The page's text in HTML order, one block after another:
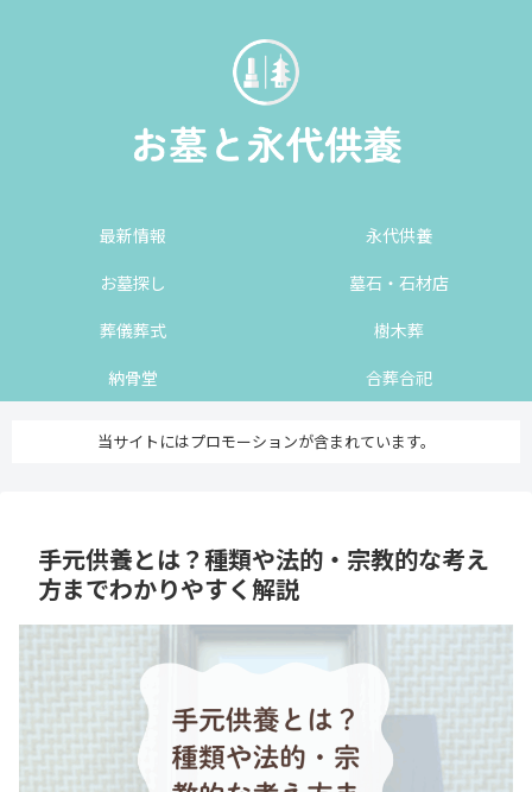
最新情報
永代供養
お墓探し
墓石・石材店
葬儀葬式
樹木葬
納骨堂
合葬合祀
当サイトにはプロモーションが含まれています。
手元供養とは？種類や法的・宗教的な考え
方までわかりやすく解説